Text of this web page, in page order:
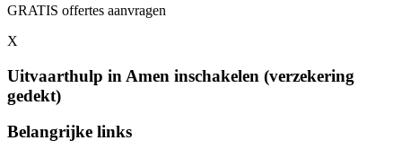
GRATIS offertes aanvragen
X
Uitvaarthulp in Amen inschakelen (verzekering
gedekt)
Belangrijke links